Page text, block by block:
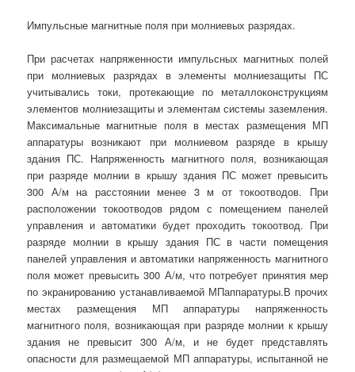
Импульсные магнитные поля при молниевых разрядах.
При расчетах напряженности импульсных магнитных полей
при молниевых разрядах в элементы молниезащиты ПС
учитывались токи, протекающие по металлоконструкциям
элементов молниезащиты и элементам системы заземления.
Максимальные магнитные поля в местах размещения МП
аппаратуры возникают при молниевом разряде в крышу
здания ПС. Напряженность магнитного поля, возникающая
при разряде молнии в крышу здания ПС может превысить
300 А/м на расстоянии менее 3 м от токоотводов. При
расположении токоотводов рядом с помещением панелей
управления и автоматики будет проходить токоотвод. При
разряде молнии в крышу здания ПС в части помещения
панелей управления и автоматики напряженность магнитного
поля может превысить 300 А/м, что потребует принятия мер
по экранированию устанавливаемой МПаппаратуры.В прочих
местах размещения МП аппаратуры напряженность
магнитного поля, возникающая при разряде молнии к крышу
здания не превысит 300 А/м, и не будет представлять
опасности для размещаемой МП аппаратуры, испытанной не